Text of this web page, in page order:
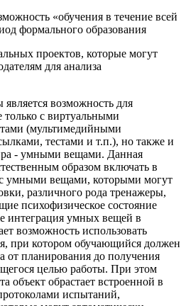
«обучения в течение всей
формального образования
проектов, которые могут
для анализа
возможность для
только с виртуальными
(мультимедийными
тестами и т.п.), но также и
- умными вещами. Данная
образом включать в
с умными вещами, которыми могут
различного рода тренажеры,
психофизическое состояние
интеграция умных вещей в
возможность использовать
при котором обучающийся должен
от планирования до получения
целью работы. При этом
объект обрастает встроенной в
испытаний,